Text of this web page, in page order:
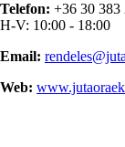
Telefon: +36 30 383
H-V: 10:00 - 18:00
Email:
Web: